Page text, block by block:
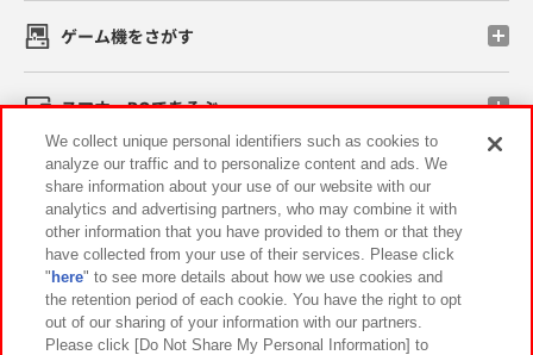
ゲーム機をさがす
スマホ・PCであそぶ
イベント・キャンペーン
関連会社 サステナビリティ サイトポリシー
プライバシーポリシー ウェブアクセシビリティ方針と検証結果
We collect unique personal identifiers such as cookies to
analyze our traffic and to personalize content and ads. We
share information about your use of our website with our
analytics and advertising partners, who may combine it with
other information that you have provided to them or that they
have collected from your use of their services. Please click
" here" to see more details about how we use cookies and
the retention period of each cookie. You have the right to opt
out of our sharing of your information with our partners.
Please click [Do Not Share My Personal Information] to